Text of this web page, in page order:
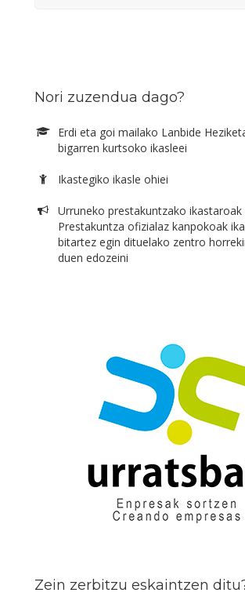
Nori zuzendua dago?
Erdi eta goi mailako Lanbide
bigarren kurtsoko ikasleei
Ikastegiko ikasle ohiei
Urruneko prestakuntzako ikastaroak
Prestakuntza ofizialaz kanpokoak
bitartez egin dituelako zentro
duen edozeini
Zein zerbitzu eskaintzen